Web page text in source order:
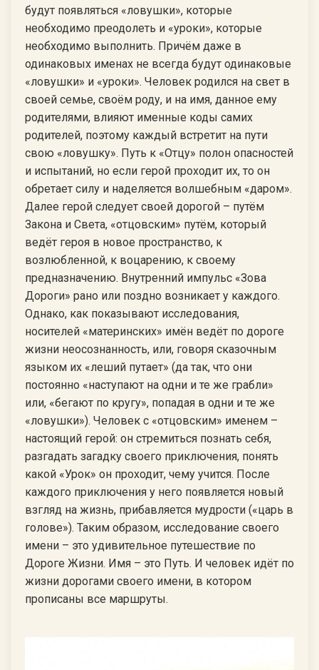
будут появляться «ловушки», которые
необходимо преодолеть и «уроки», которые
необходимо выполнить. Причём даже в
одинаковых именах не всегда будут одинаковые
«ловушки» и «уроки». Человек родился на свет в
своей семье, своём роду, и на имя, данное ему
родителями, влияют именные коды самих
родителей, поэтому каждый встретит на пути
свою «ловушку». Путь к «Отцу» полон опасностей
и испытаний, но если герой проходит их, то он
обретает силу и наделяется волшебным «даром».
Далее герой следует своей дорогой – путём
Закона и Света, «отцовским» путём, который
ведёт героя в новое пространство, к
возлюбленной, к воцарению, к своему
предназначению. Внутренний импульс «Зова
Дороги» рано или поздно возникает у каждого.
Однако, как показывают исследования,
носителей «материнских» имён ведёт по дороге
жизни неосознанность, или, говоря сказочным
языком их «леший путает» (да так, что они
постоянно «наступают на одни и те же грабли»
или, «бегают по кругу», попадая в одни и те же
«ловушки»). Человек с «отцовским» именем –
настоящий герой: он стремиться познать себя,
разгадать загадку своего приключения, понять
какой «Урок» он проходит, чему учится. После
каждого приключения у него появляется новый
взгляд на жизнь, прибавляется мудрости («царь в
голове»). Таким образом, исследование своего
имени – это удивительное путешествие по
Дороге Жизни. Имя – это Путь. И человек идёт по
жизни дорогами своего имени, в котором
прописаны все маршруты.